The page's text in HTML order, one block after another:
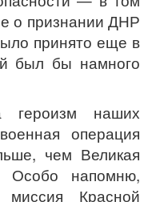
о признании ДНР
принято еще в
был бы намного
героизм наших
операция
чем Великая
Особо напомню,
миссия Красной